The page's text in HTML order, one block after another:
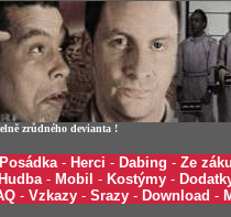
zrůdného devianta !
Posádka- Herci - Dabing - Ze
Hudba- Mobil - Kostýmy -
- Vzkazy - Srazy - Download -